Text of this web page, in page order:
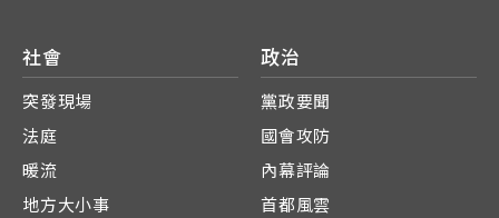
社會
突發現場
法庭
暖流
地方大小事
政治
黨政要聞
國會攻防
內幕評論
首都風雲